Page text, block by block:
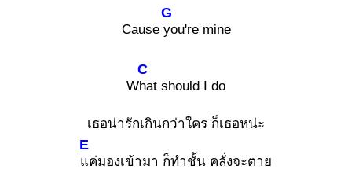
Cause
G
you're mine
W
C
hat should I do
เธอน่ารักเกินกว่าใคร ก็เธอหน่ะ
E
แค่มองเข้ามา ก็ทำชั้น คลั่งจะตาย